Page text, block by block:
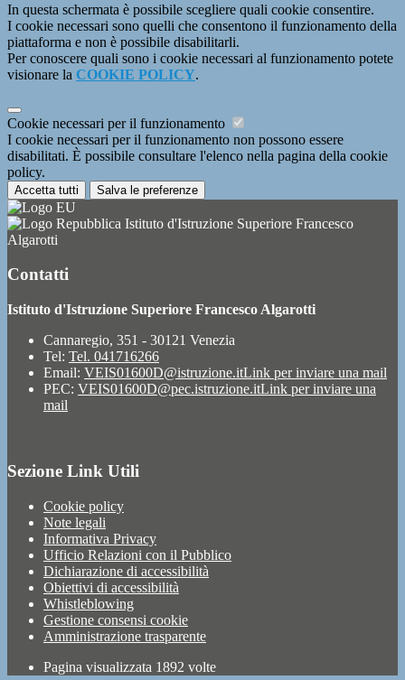
In questa schermata è possibile scegliere quali cookie consentire.
I cookie necessari sono quelli che consentono il funzionamento della
piattaforma e non è possibile disabilitarli.
Per conoscere quali sono i cookie necessari al funzionamento potete
visionare la COOKIE POLICY.
Cookie necessari per il funzionamento
I cookie necessari per il funzionamento non possono essere
disabilitati. È possibile consultare l'elenco nella pagina della cookie
policy.
Accetta tutti Salva le preferenze
Istituto d'Istruzione Superiore Francesco
Algarotti
Contatti
Istituto d'Istruzione Superiore Francesco Algarotti
Cannaregio, 351 - 30121 Venezia
Tel: Tel. 041716266
Email: VEIS01600D@istruzione.itLink per inviare una mail
PEC: VEIS01600D@pec.istruzione.itLink per inviare una
mail
Sezione Link Utili
Cookie policy
Note legali
Informativa Privacy
Ufficio Relazioni con il Pubblico
Dichiarazione di accessibilità
Obiettivi di accessibilità
Whistleblowing
Gestione consensi cookie
Amministrazione trasparente
Pagina visualizzata 1892 volte